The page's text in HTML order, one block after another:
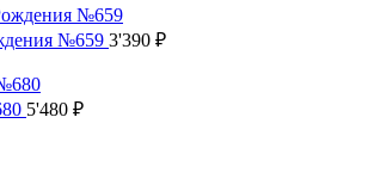
№659 3'390 ₽
5'480 ₽